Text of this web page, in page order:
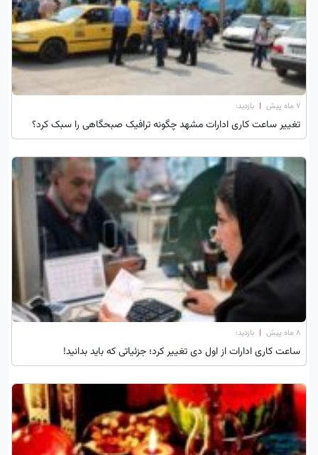
۷ ماه پیش | بازدید:
تغییر ساعت کاری ادارات مشهد چگونه ترافیک صبحگاهی را سبک کرد؟
۸ ماه پیش | بازدید:
ساعت کاری ادارات از اول دی تغییر کرد؛ جزئیاتی که باید بدانید!